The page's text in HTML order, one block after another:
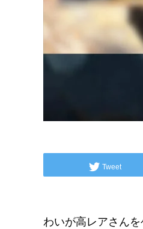
Tweet
わいが高レアさんを